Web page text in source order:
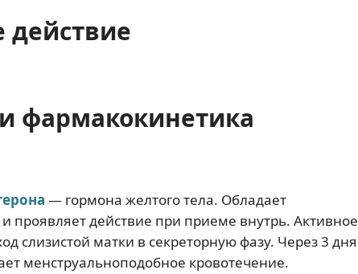
действие
фармакокинетика
— гормона желтого тела. Обладает
проявляет действие при приеме внутрь. Активное
слизистой матки в секреторную фазу. Через 3 дня
менструальноподобное кровотечение.